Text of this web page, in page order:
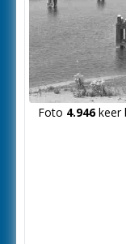
Foto 4.946keer